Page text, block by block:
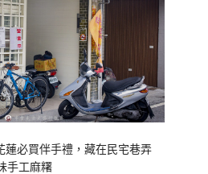
蓮必買伴手禮，藏在民宅巷弄
手工麻糬